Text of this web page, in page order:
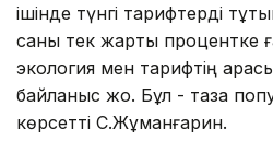
ішінде түнгі тарифтерді
саны тек жарты процентке
экология мен тарифтің
байланыс жоқ. Бұл - таза
көрсетті С.Жұманғарин.